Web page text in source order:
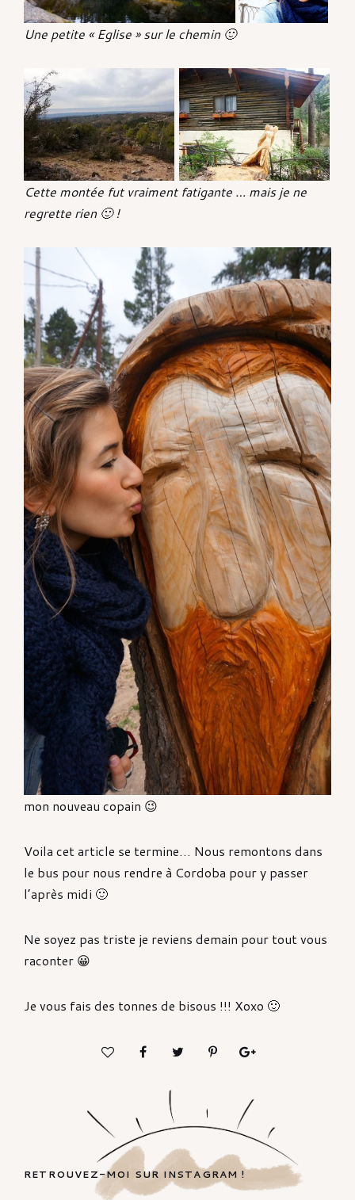
Une petite « Eglise » sur le chemin 🙂
Cette montée fut vraiment fatigante … mais je ne
regrette rien 🙂 !
mon nouveau copain 😉
Voila cet article se termine… Nous remontons dans
le bus pour nous rendre à Cordoba pour y passer
l’après midi 🙂
Ne soyez pas triste je reviens demain pour tout vous
raconter 😀
Je vous fais des tonnes de bisous !!! Xoxo 🙂
RETROUVEZ-MOI SUR INSTAGRAM !